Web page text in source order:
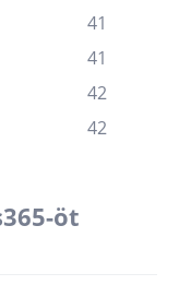
41
41
42
42
öt